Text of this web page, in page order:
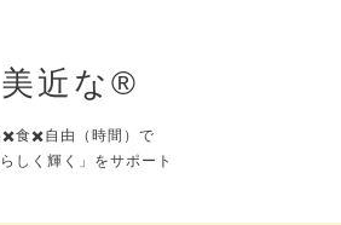
美近な®︎
✖️食✖️自由（時間）で
らしく輝く」をサポート